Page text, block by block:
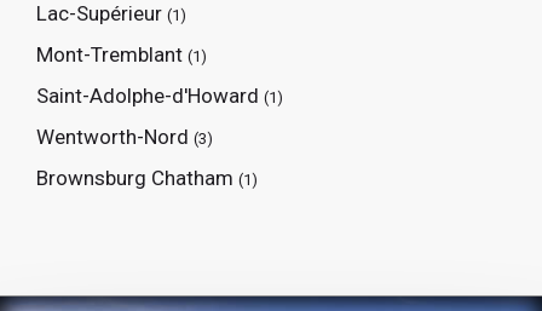
Lac-Supérieur (1)
Mont-Tremblant (1)
Saint-Adolphe-d'Howard (1)
Wentworth-Nord (3)
Brownsburg Chatham (1)